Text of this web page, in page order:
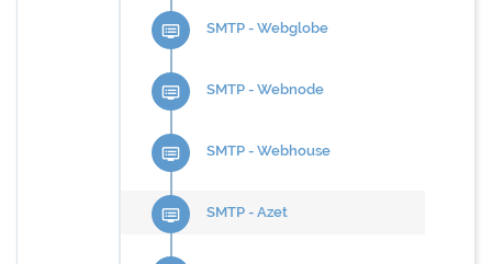
dvr SMTP - Webglobe
dvr SMTP - Webnode
dvr SMTP - Webhouse
dvr SMTP - Azet